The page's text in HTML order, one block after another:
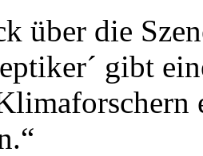
über die
gibt